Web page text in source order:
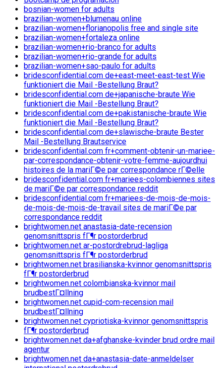
bosnian-women for adults
brazilian-women+blumenau online
brazilian-women+florianopolis free and single site
brazilian-women+fortaleza online
brazilian-women+rio-branco for adults
brazilian-women+rio-grande for adults
brazilian-women+sao-paulo for adults
bridesconfidential.com de+east-meet-east-test Wie
funktioniert die Mail -Bestellung Braut?
bridesconfidential.com de+japanische-braute Wie
funktioniert die Mail -Bestellung Braut?
bridesconfidential.com de+pakistanische-braute Wie
funktioniert die Mail -Bestellung Braut?
bridesconfidential.com de+slawische-braute Bester
Mail -Bestellung Brautservice
bridesconfidential.com fr+comment-obtenir-un-mariee-
par-correspondance-obtenir-votre-femme-aujourdhui
histoires de la mariГ©e par correspondance rГ©elle
bridesconfidential.com fr+mariees-colombiennes sites
de mariГ©e par correspondance reddit
bridesconfidential.com fr+mariees-de-mois-de-mois-
de-mois-de-mois-de-travail sites de mariГ©e par
correspondance reddit
brightwomen.net anastasia-date-recension
genomsnittspris fГ¶r postorderbrud
brightwomen.net ar-postordrebrud-lagliga
genomsnittspris fГ¶r postorderbrud
brightwomen.net brasilianska-kvinnor genomsnittspris
fГ¶r postorderbrud
brightwomen.net colombianska-kvinnor mail
brudbestГ¤llning
brightwomen.net cupid-com-recension mail
brudbestГ¤llning
brightwomen.net cypriotiska-kvinnor genomsnittspris
fГ¶r postorderbrud
brightwomen.net da+afghanske-kvinder brud ordre mail
agentur
brightwomen.net da+anastasia-date-anmeldelser